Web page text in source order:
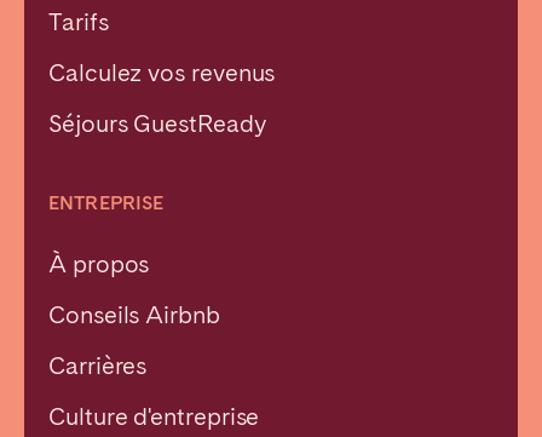
Tarifs
Calculez vos revenus
Séjours GuestReady
ENTREPRISE
À propos
Conseils Airbnb
Carrières
Culture d'entreprise